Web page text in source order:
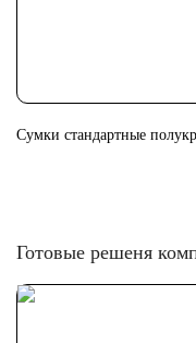
Сумки стандартные
Готовые решеня